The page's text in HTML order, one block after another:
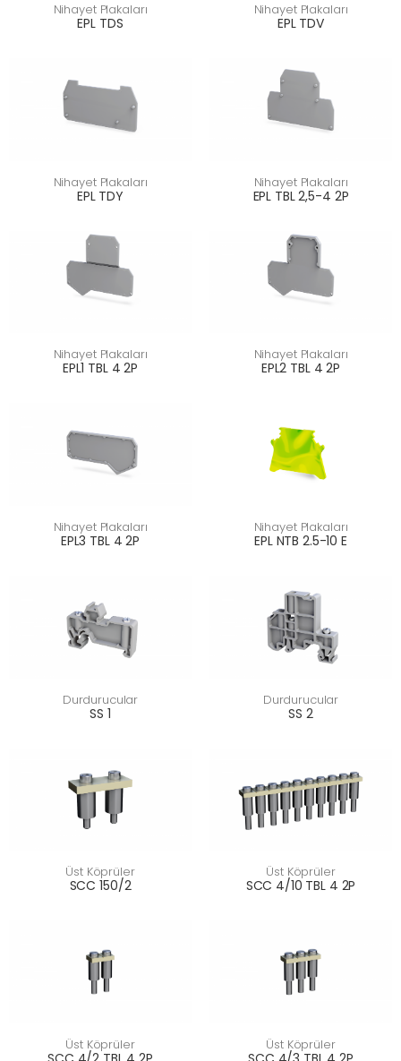
Nihayet Plakaları
EPL TDS
Nihayet Plakaları
EPL TDV
Nihayet Plakaları
EPL TDY
Nihayet Plakaları
EPL TBL 2,5-4 2P
Nihayet Plakaları
EPL1 TBL 4 2P
Nihayet Plakaları
EPL2 TBL 4 2P
Nihayet Plakaları
EPL3 TBL 4 2P
Nihayet Plakaları
EPL NTB 2.5-10 E
Durdurucular
SS 1
Durdurucular
SS 2
Üst Köprüler
SCC 150/2
Üst Köprüler
SCC 4/10 TBL 4 2P
Üst Köprüler Üst Köprüler